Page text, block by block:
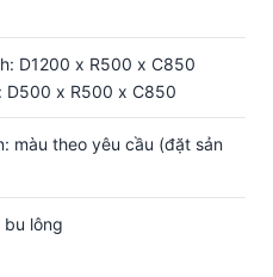
D1200 x R500 x C850
D500 x R500 x C850
màu theo yêu cầu (đặt sản
bu lông